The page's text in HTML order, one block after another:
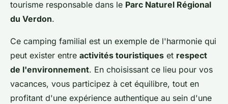
tourisme responsable dans le Parc Naturel Régional
du Verdon.
Ce camping familial est un exemple de l'harmonie qui
peut exister entre activités touristiques et respect
de l'environnement. En choisissant ce lieu pour vos
vacances, vous participez à cet équilibre, tout en
profitant d'une expérience authentique au sein d'une